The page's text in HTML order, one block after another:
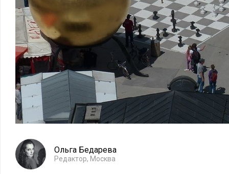
Ольга Бедарева
Редактор, Москва